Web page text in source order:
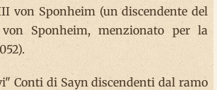
von Sponheim (un discendente del
Sponheim, menzionato per la
Conti di Sayn discendenti dal ramo